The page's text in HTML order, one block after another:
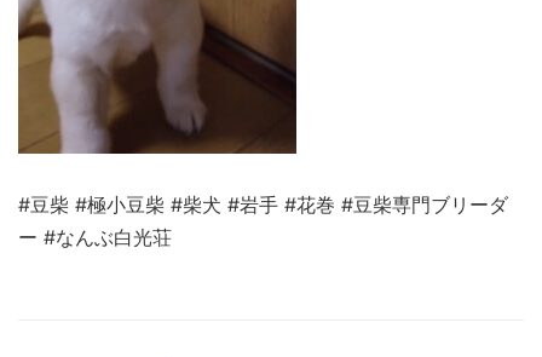
#豆柴 #極小豆柴 #柴犬 #岩手 #花巻 #豆柴専門ブリーダ
ー #なんぶ白光荘